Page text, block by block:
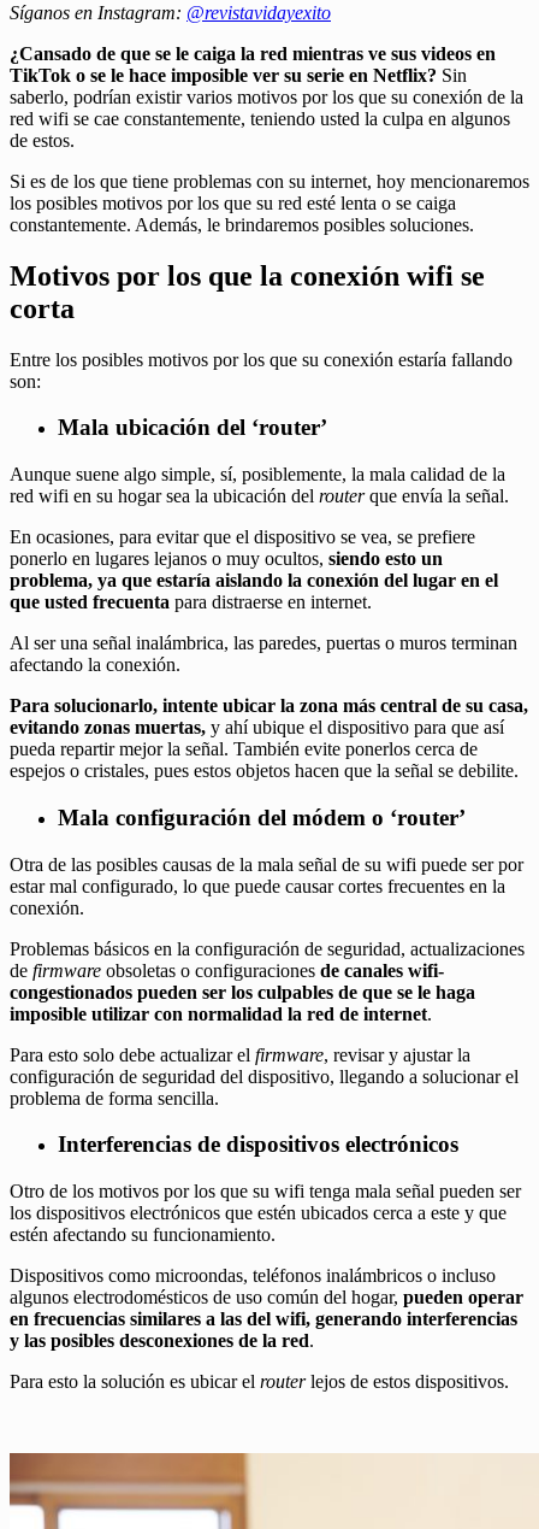
Síganos en Instagram: @revistavidayexito
¿Cansado de que se le caiga la red mientras ve sus videos en
TikTok o se le hace imposible ver su serie en Netflix? Sin
saberlo, podrían existir varios motivos por los que su conexión de la
red wifi se cae constantemente, teniendo usted la culpa en algunos
de estos.
Si es de los que tiene problemas con su internet, hoy mencionaremos
los posibles motivos por los que su red esté lenta o se caiga
constantemente. Además, le brindaremos posibles soluciones.
Motivos por los que la conexión wifi se
corta
Entre los posibles motivos por los que su conexión estaría fallando
son:
Mala ubicación del ‘router’
Aunque suene algo simple, sí, posiblemente, la mala calidad de la
red wifi en su hogar sea la ubicación del routerque envía la señal.
En ocasiones, para evitar que el dispositivo se vea, se prefiere
ponerlo en lugares lejanos o muy ocultos, siendo esto un
problema, ya que estaría aislando la conexión del lugar en el
que usted frecuenta para distraerse en internet.
Al ser una señal inalámbrica, las paredes, puertas o muros terminan
afectando la conexión.
Para solucionarlo, intente ubicar la zona más central de su casa,
evitando zonas muertas, y ahí ubique el dispositivo para que así
pueda repartir mejor la señal. También evite ponerlos cerca de
espejos o cristales, pues estos objetos hacen que la señal se debilite.
Mala configuración del módem o ‘router’
Otra de las posibles causas de la mala señal de su wifi puede ser por
estar mal configurado, lo que puede causar cortes frecuentes en la
conexión.
Problemas básicos en la configuración de seguridad, actualizaciones
de firmware obsoletas o configuraciones de canales wifi-
congestionados pueden ser los culpables de que se le haga
imposible utilizar con normalidad la red de internet.
Para esto solo debe actualizar el firmware, revisar y ajustar la
configuración de seguridad del dispositivo, llegando a solucionar el
problema de forma sencilla.
Interferencias de dispositivos electrónicos
Otro de los motivos por los que su wifi tenga mala señal pueden ser
los dispositivos electrónicos que estén ubicados cerca a este y que
estén afectando su funcionamiento.
Dispositivos como microondas, teléfonos inalámbricos o incluso
algunos electrodomésticos de uso común del hogar, pueden operar
en frecuencias similares a las del wifi, generando interferencias
y las posibles desconexiones de la red.
Para esto la solución es ubicar el routerlejos de estos dispositivos.